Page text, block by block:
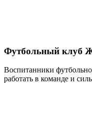
Футбольный клуб
Воспитанники
работать в команде и